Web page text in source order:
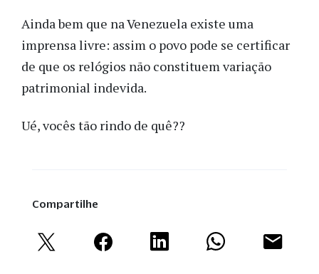
Ainda bem que na Venezuela existe uma
imprensa livre: assim o povo pode se certificar
de que os relógios não constituem variação
patrimonial indevida.
Ué, vocês tão rindo de quê??
Compartilhe